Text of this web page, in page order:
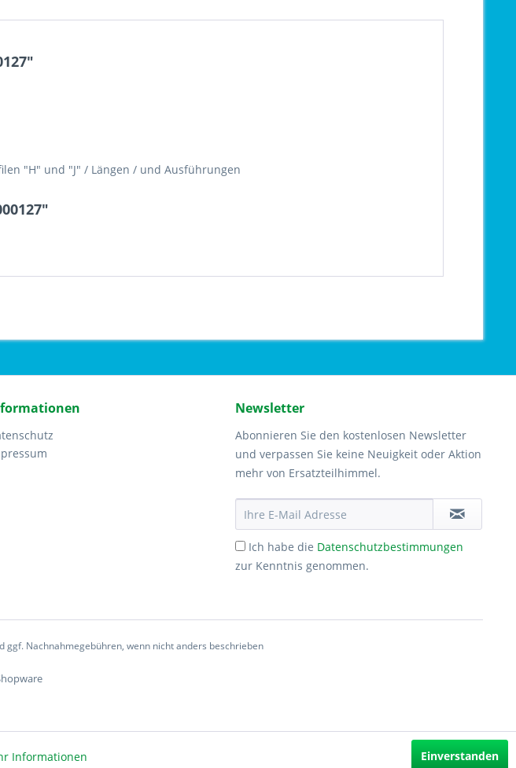
"H" und "J" / Längen / und Ausführungen
Newsletter
Abonnieren Sie den kostenlosen Newsletter
und verpassen Sie keine Neuigkeit oder Aktion
mehr von Ersatzteilhimmel.
Ich habe die Datenschutzbestimmungen
zur Kenntnis genommen.
ggf. Nachnahmegebühren, wenn nicht anders beschrieben
Informationen Einverstanden